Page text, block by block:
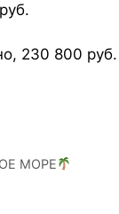
230 800 руб.
МОРЕ